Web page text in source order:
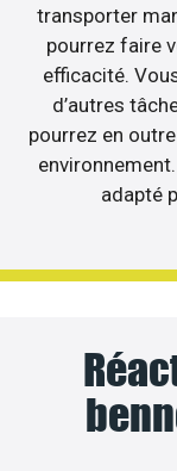
transporter
pourrez faire
efficacité.
d’autres
pourrez en
adapté